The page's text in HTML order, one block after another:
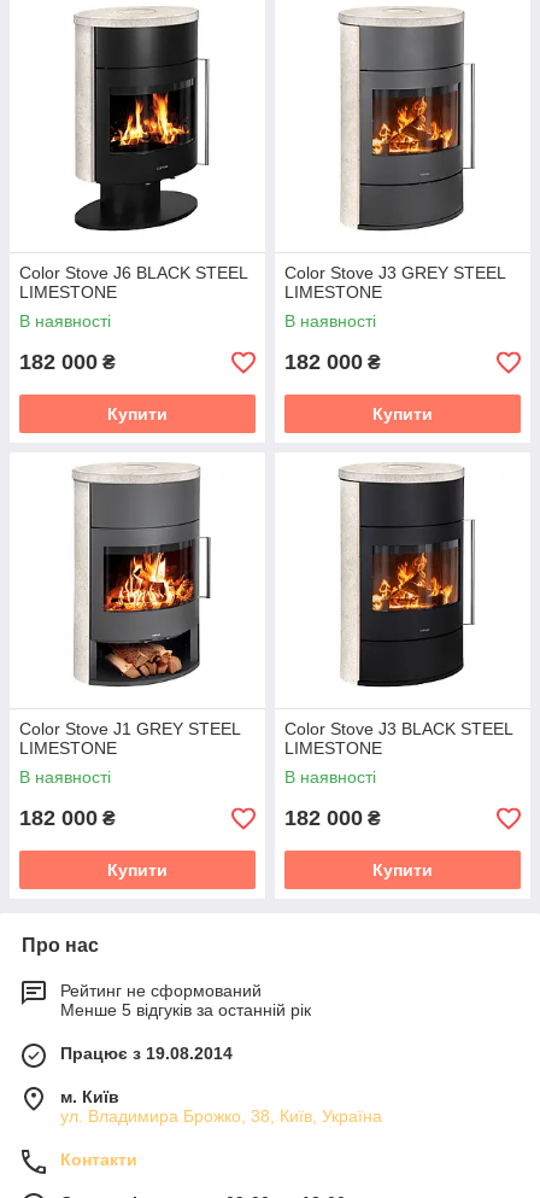
Color Stove J6 BLACK STEEL
LIMESTONE
В наявності
182 000 ₴
Купити
Color Stove J3 GREY STEEL
LIMESTONE
В наявності
182 000 ₴
Купити
Color Stove J1 GREY STEEL
LIMESTONE
В наявності
182 000 ₴
Купити
Color Stove J3 BLACK STEEL
LIMESTONE
В наявності
182 000 ₴
Купити
Про нас
Рейтинг не сформований
Менше 5 відгуків за останній рік
Працює з 19.08.2014
м. Київ
ул. Владимира Брожко, 38, Київ, Україна
Контакти